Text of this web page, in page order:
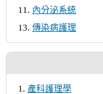
內分泌系統
傳染病護理
產科護理學